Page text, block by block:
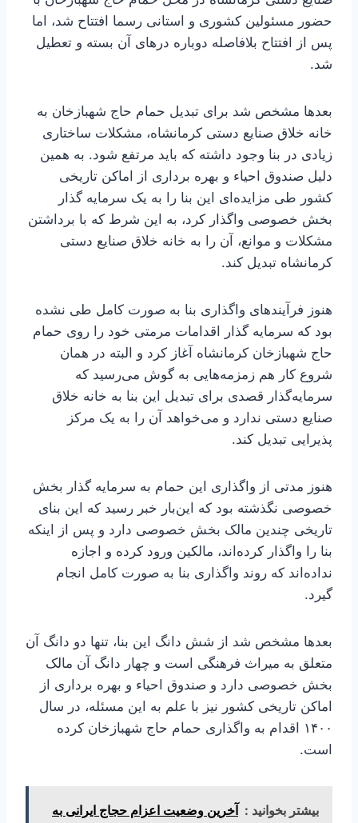
حضور مسئولین کشوری و استانی رسما افتتاح شد، اما
پس از افتتاح بلافاصله دوباره درهای آن بسته و تعطیل
شد.
بعدها مشخص شد برای تبدیل حمام حاج شهبازخان به
خانه خلاق صنایع دستی کرمانشاه، مشکلات ساختاری
زیادی در بنا وجود داشته که باید مرتفع شود. به همین
دلیل صندوق احیاء و بهره برداری از اماکن تاریخی
کشور طی مزایده‌ای این بنا را به یک سرمایه گذار
بخش خصوصی واگذار کرد، به این شرط که با برداشتن
مشکلات و موانع، آن را به خانه خلاق صنایع دستی
کرمانشاه تبدیل کند.
هنوز فرآیندهای واگذاری بنا به صورت کامل طی نشده
بود که سرمایه گذار اقدامات مرمتی خود را روی حمام
حاج شهبازخان کرمانشاه آغاز کرد و البته در همان
شروع کار هم زمزمه‌هایی به گوش می‌رسید که
سرمایه‌گذار قصدی برای تبدیل این بنا به خانه خلاق
صنایع دستی ندارد و می‌خواهد آن را به یک مرکز
پذیرایی تبدیل کند.
هنوز مدتی از واگذاری این حمام به سرمایه گذار بخش
خصوصی نگذشته بود که این‌بار خبر رسید که این بنای
تاریخی چندین مالک بخش خصوصی دارد و پس از اینکه
بنا را واگذار کرده‌اند، مالکین ورود کرده و اجازه
نداده‌اند که روند واگذاری بنا به صورت کامل انجام
گیرد.
بعدها مشخص شد از شش دانگ این بنا، تنها دو دانگ آن
متعلق به میراث فرهنگی است و چهار دانگ آن مالک
بخش خصوصی دارد و صندوق احیاء و بهره برداری از
اماکن تاریخی کشور نیز با علم به این مسئله، در سال
۱۴۰۰ اقدام به واگذاری حمام حاج شهبازخان کرده
است.
بیشتر بخوانید : آخرین وضعیت اعزام حجاج ایرانی به